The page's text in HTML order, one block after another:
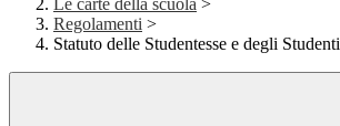
Le carte della scuola >
Regolamenti >
Statuto delle Studentesse e degli Studenti